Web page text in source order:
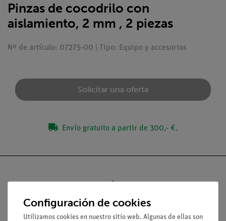
Pinzas de cocodrilo con
aislamiento, 2 mm , 2 piezas
Nº de artículo: 07275-00 | Tipo: Equipo y accesorios
Solicitar una oferta
Envío gratuito a partir de 300,- €.
Nach oben
Configuración de cookies
Utilizamos cookies en nuestro sitio web. Algunas de ellas son